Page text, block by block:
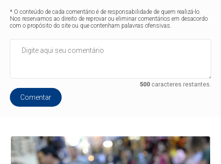
* O conteúdo de cada comentário é de responsabilidade de quem realizá-lo.
Nos reservamos ao direito de reprovar ou eliminar comentários em desacordo
com o propósito do site ou que contenham palavras ofensivas.
500caracteres restantes.
Comentar